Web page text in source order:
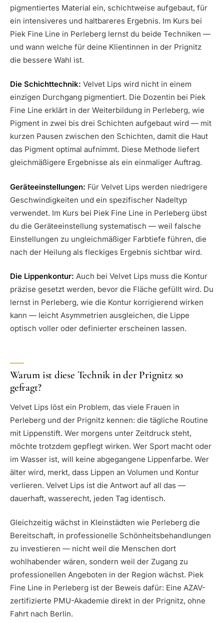
pigmentiertes Material ein, schichtweise aufgebaut, für
ein intensiveres und haltbareres Ergebnis. Im Kurs bei
Piek Fine Line in Perleberg lernst du beide Techniken —
und wann welche für deine Klientinnen in der Prignitz
die bessere Wahl ist.
Die Schichttechnik: Velvet Lips wird nicht in einem
einzigen Durchgang pigmentiert. Die Dozentin bei Piek
Fine Line erklärt in der Weiterbildung in Perleberg, wie
Pigment in zwei bis drei Schichten aufgebaut wird — mit
kurzen Pausen zwischen den Schichten, damit die Haut
das Pigment optimal aufnimmt. Diese Methode liefert
gleichmäßigere Ergebnisse als ein einmaliger Auftrag.
Geräteeinstellungen: Für Velvet Lips werden niedrigere
Geschwindigkeiten und ein spezifischer Nadeltyp
verwendet. Im Kurs bei Piek Fine Line in Perleberg übst
du die Geräteeinstellung systematisch — weil falsche
Einstellungen zu ungleichmäßiger Farbtiefe führen, die
nach der Heilung als fleckiges Ergebnis sichtbar wird.
Die Lippenkontur: Auch bei Velvet Lips muss die Kontur
präzise gesetzt werden, bevor die Fläche gefüllt wird. Du
lernst in Perleberg, wie die Kontur korrigierend wirken
kann — leicht Asymmetrien ausgleichen, die Lippe
optisch voller oder definierter erscheinen lassen.
Warum ist diese Technik in der Prignitz so
gefragt?
Velvet Lips löst ein Problem, das viele Frauen in
Perleberg und der Prignitz kennen: die tägliche Routine
mit Lippenstift. Wer morgens unter Zeitdruck steht,
möchte trotzdem gepflegt wirken. Wer Sport macht oder
im Wasser ist, will keine abgegangene Lippenfarbe. Wer
älter wird, merkt, dass Lippen an Volumen und Kontur
verlieren. Velvet Lips ist die Antwort auf all das —
dauerhaft, wasserecht, jeden Tag identisch.
Gleichzeitig wächst in Kleinstädten wie Perleberg die
Bereitschaft, in professionelle Schönheitsbehandlungen
zu investieren — nicht weil die Menschen dort
wohlhabender wären, sondern weil der Zugang zu
professionellen Angeboten in der Region wächst. Piek
Fine Line in Perleberg ist der Beweis dafür: Eine AZAV-
zertifizierte PMU-Akademie direkt in der Prignitz, ohne
Fahrt nach Berlin.